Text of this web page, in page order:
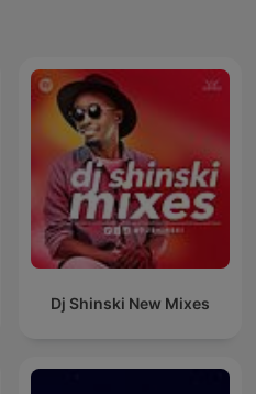
Dj Shinski New Mixes